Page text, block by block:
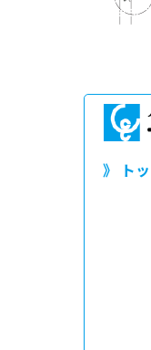
》 ト